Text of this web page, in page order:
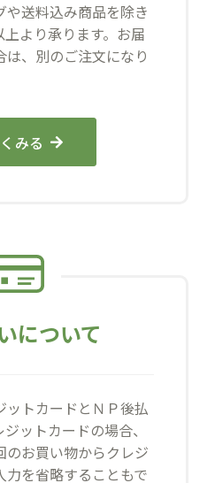
や送料込み商品を除き
より承ります。お届
は、別のご注文になり
みる
について
ットカードとＮＰ後払
ットカードの場合、
のお買い物からクレジ
力を省略することもで